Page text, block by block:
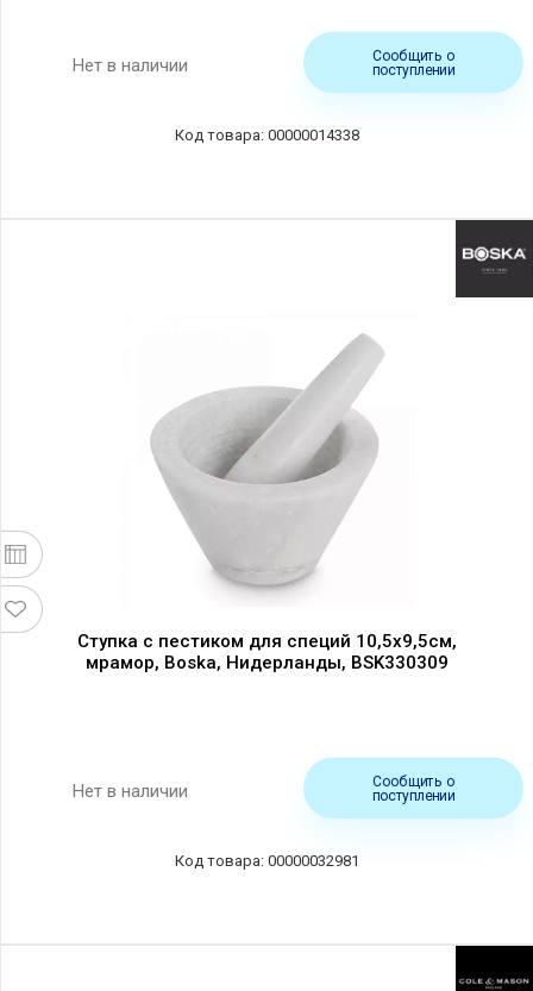
Нет в наличии
Сообщить о
поступлении
00000014338
Ступка с пестиком для специй 10,5х9,5см,
мрамор, Boska, Нидерланды, BSK330309
Нет в наличии
Сообщить о
поступлении
00000032981